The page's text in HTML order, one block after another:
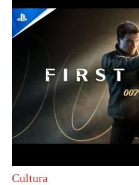
Cultura